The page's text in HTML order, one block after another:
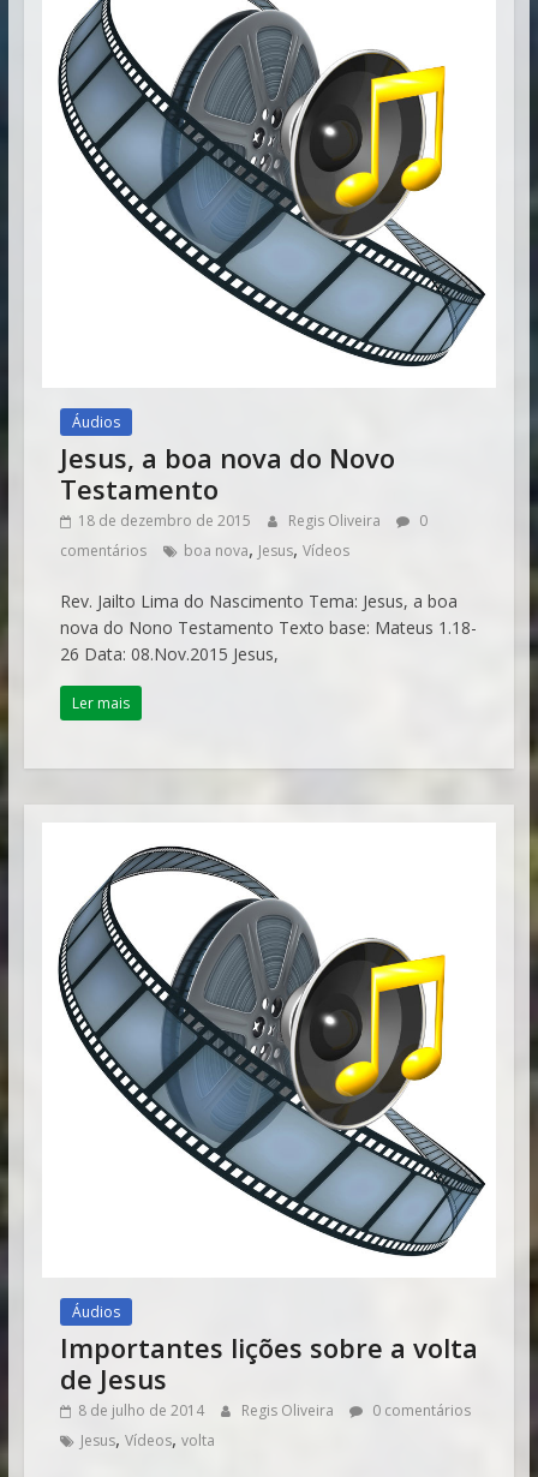
Áudios
Jesus, a boa nova do Novo
Testamento
18 de dezembro de 2015 Regis Oliveira
0
comentários
boa nova, Jesus, Vídeos
Rev. Jailto Lima do Nascimento Tema: Jesus, a boa
nova do Nono Testamento Texto base: Mateus 1.18-
26 Data: 08.Nov.2015 Jesus,
Ler mais
Áudios
Importantes lições sobre a volta
de Jesus
8 de julho de 2014 Regis Oliveira
0 comentários
Jesus, Vídeos, volta